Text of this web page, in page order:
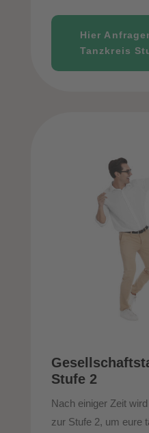
Hier
Tanzkreis
Stufe 2
Nach einiger Zeit
zur Stufe 2, um eure